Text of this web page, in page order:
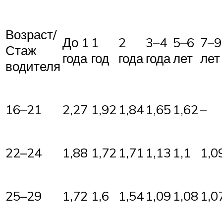
Возраст/
Стаж
водителя
До 1
года
1
год
2
года
3–4
года
5–6
лет
7–9
лет
16–21 2,27 1,92 1,84 1,65 1,62–
22–24 1,88 1,72 1,71 1,13 1,1
25–29 1,72 1,6 1,54 1,09 1,08